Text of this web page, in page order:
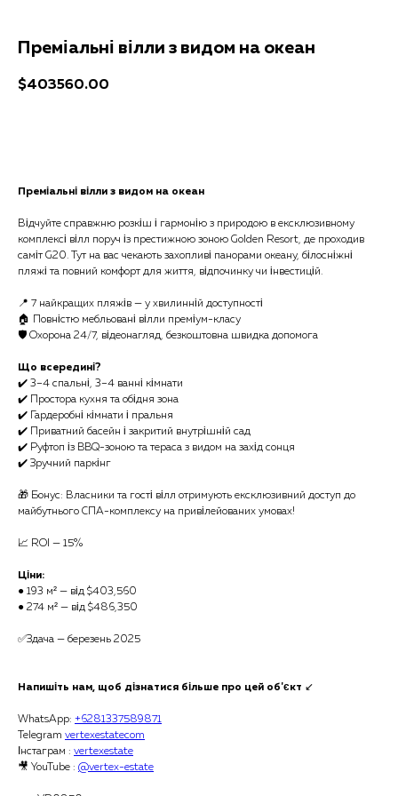
Преміальні вілли з видом на океан
$403560.00
Преміальні вілли з видом на океан
Відчуйте справжню розкіш і гармонію з природою в ексклюзивному
комплексі вілл поруч із престижною зоною Golden Resort, де проходив
саміт G20. Тут на вас чекають захопливі панорами океану, білосніжні
пляжі та повний комфорт для життя, відпочинку чи інвестицій.
📍 7 найкращих пляжів — у хвилинній доступності
🏠 Повністю мебльовані вілли преміум-класу
🛡 Охорона 24/7, відеонагляд, безкоштовна швидка допомога
Що всередині?
✔️ 3–4 спальні, 3–4 ванні кімнати
✔️ Простора кухня та обідня зона
✔️ Гардеробні кімнати і пральня
✔️ Приватний басейн і закритий внутрішній сад
✔️ Руфтоп із BBQ-зоною та тераса з видом на захід сонця
✔️ Зручний паркінг
🎁 Бонус: Власники та гості вілл отримують ексклюзивний доступ до
майбутнього СПА-комплексу на привілейованих умовах!
📈 ROI — 15%
Ціни:
● 193 м² — від $403,560
● 274 м² — від $486,350
✅Здача — березень 2025
Напишіть нам, щоб дізнатися більше про цей об'єкт ↙️
WhatsApp: +6281337589871
Telegram vertexestatecom
Інстаграм : vertexestate
🎥 YouTube : @vertex-estate